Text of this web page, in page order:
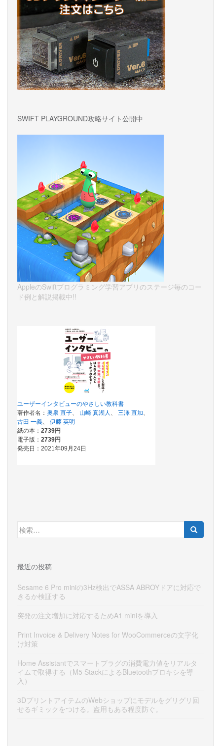
ョ
ン
SWIFT PLAYGROUND攻略サイト公開中
AppleのSwiftプログラミング学習アプリのステージ毎のコー
ド例と解説掲載中!!
検
索:
最近の投稿
Sesame 6 Pro miniの3Hz検出でASSA ABROYドアに対応で
きるか検証する
突発の注文増加に対応するためA1 miniを導入
Print Invoice & Delivery Notes for WooCommerceの文字化
け対策
Home Assistantでスマートプラグの消費電力値をリアルタ
イムで取得する（M5 StackによるBluetoothプロキシを導
入）
3DプリントアイテムのWebショップにモデルをグリグリ回
せるギミックをつける。盗用もある程度防ぐ。